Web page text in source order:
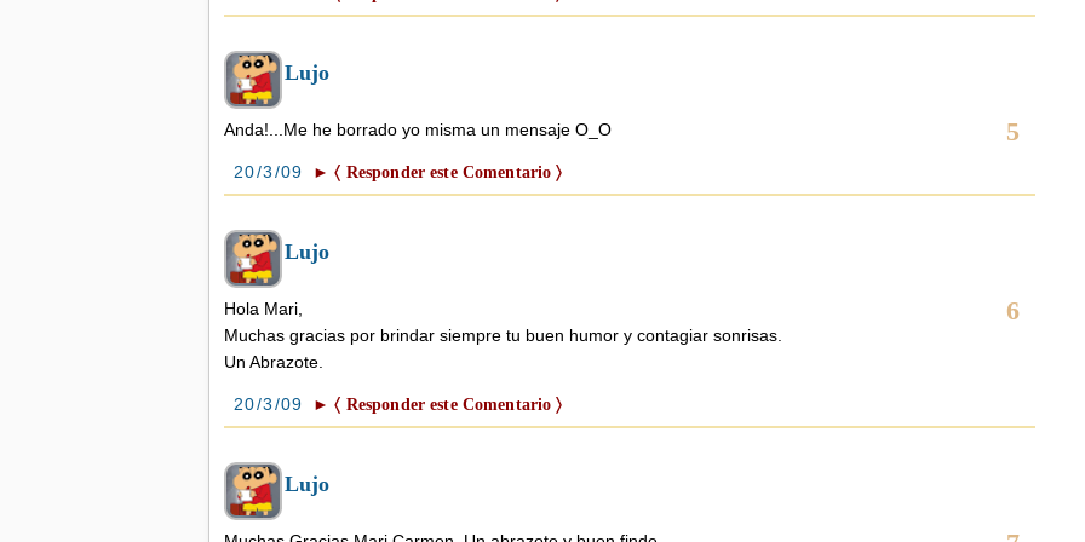
Lujo
5
Anda!...Me he borrado yo misma un mensaje O_O
20/3/09 ► 〈 Responder este Comentario 〉
Lujo
6
Hola Mari,
Muchas gracias por brindar siempre tu buen humor y contagiar sonrisas.
Un Abrazote.
20/3/09 ► 〈 Responder este Comentario 〉
Lujo